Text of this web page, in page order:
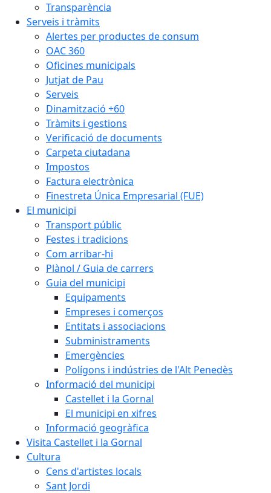
Transparència
Serveis i tràmits
Alertes per productes de consum
OAC 360
Oficines municipals
Jutjat de Pau
Serveis
Dinamització +60
Tràmits i gestions
Verificació de documents
Carpeta ciutadana
Impostos
Factura electrònica
Finestreta Única Empresarial (FUE)
El municipi
Transport públic
Festes i tradicions
Com arribar-hi
Plànol / Guia de carrers
Guia del municipi
Equipaments
Empreses i comerços
Entitats i associacions
Subministraments
Emergències
Polígons i indústries de l'Alt Penedès
Informació del municipi
Castellet i la Gornal
El municipi en xifres
Informació geogràfica
Visita Castellet i la Gornal
Cultura
Cens d'artistes locals
Sant Jordi